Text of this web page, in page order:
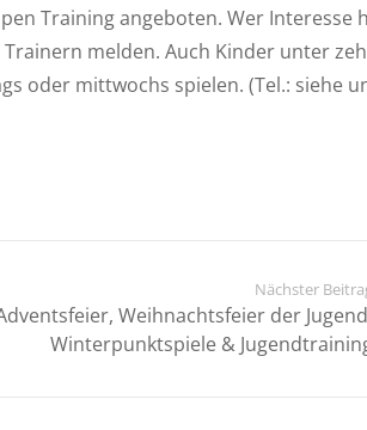
Training angeboten. Wer Interesse
melden. Auch Kinder unter
oder mittwochs spielen. (Tel.: siehe
Nächster
Weihnachtsfeier der
Winterpunktspiele &